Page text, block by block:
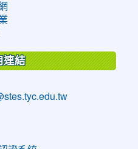
連結